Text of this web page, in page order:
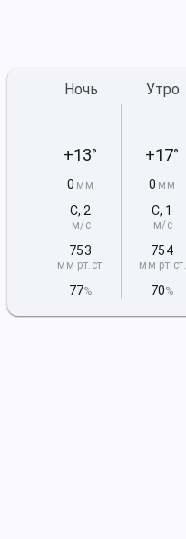
Ночь
+13°
0 мм
С, 2
м/с
753
мм рт.ст.
77%
Утро
+17°
0 мм
С, 1
м/с
754
мм рт.ст.
70%